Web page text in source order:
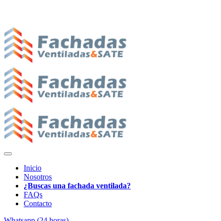
Inicio
Nosotros
¿Buscas una fachada ventilada?
FAQs
Contacto